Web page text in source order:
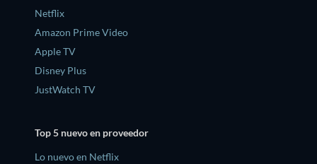
Netflix
Amazon Prime Video
Apple TV
Disney Plus
JustWatch TV
Top 5 nuevo en proveedor
Lo nuevo en Netflix